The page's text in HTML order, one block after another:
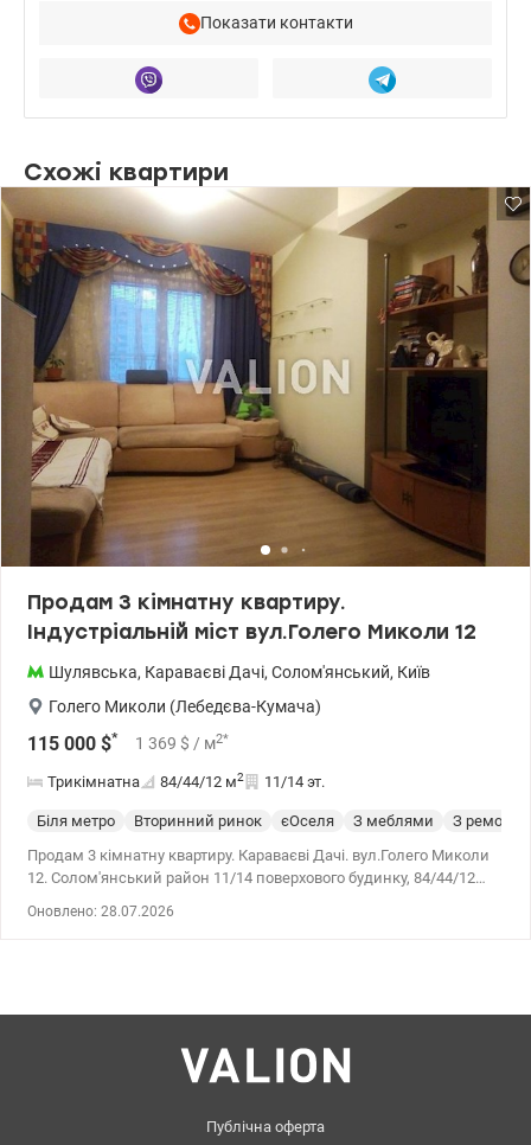
Показати контакти
Схожі квартири
Продам 3 кімнатну квартиру.
Індустріальній міст вул.Голего Миколи 12
Шулявська, Караваєві Дачі, Солом'янський, Київ
Голего Миколи (Лебедєва-Кумача)
115 000 $* 1 369 $ / м2*
Трикімнатна 84/44/12 м2 11/14 эт.
Біля метро Вторинний ринок єОселя З меблями
З
Продам 3 кімнатну квартиру. Караваєві Дачі. вул.Голего Миколи
12. Солом'янський район 11/14 поверхового будинку, 84/44/12
плануванням. Дві лоджії. Містка вбиральня. Розвинена
розв'язка - 5 хвилин до зупинки транспорту, 10 хвилин
на авто м. Шулявська Ціна: 115 000 у.о. Інна Тімчук моб 095 233
13 13 . valion.ua/1054459
Оновлено: 28.07.2026
Публічна оферта